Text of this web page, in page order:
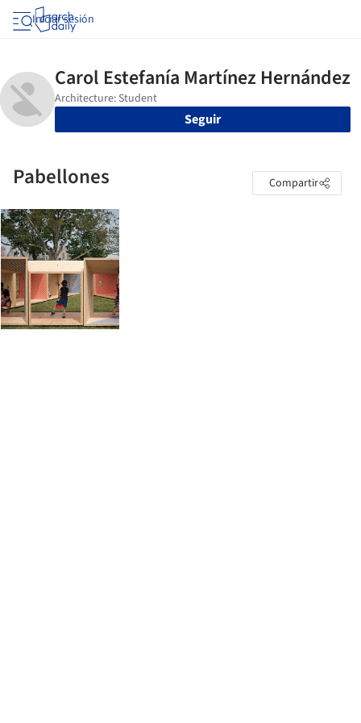
Iniciar sesión
Seguir
Pabellones Compartir